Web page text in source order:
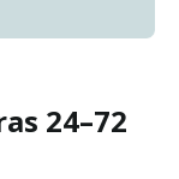
24–72